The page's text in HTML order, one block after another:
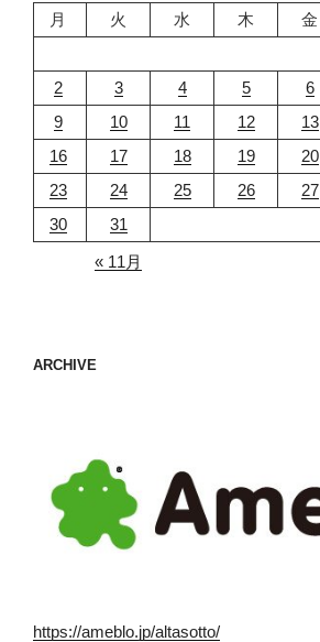
月
火 水 木 金
2
3 4 5 6
9
10 11 12 13
16
17 18 19 20
23
24 25 26 27
30
31
« 11月
ARCHIVE
https://ameblo.jp/altasotto/